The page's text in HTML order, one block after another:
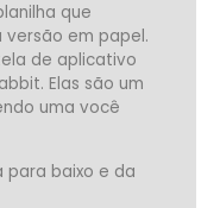
que
versão em papel.
de aplicativo
Elas são um
uma você
para baixo e da